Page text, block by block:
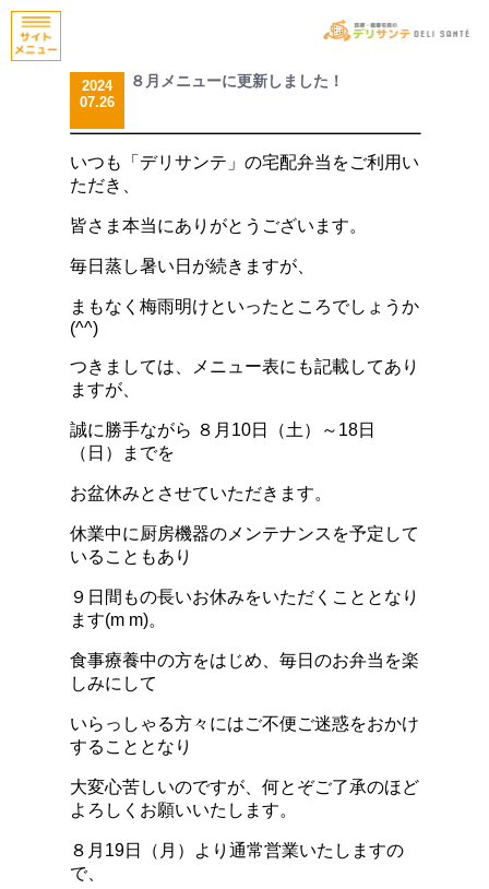
2024
07.26
８月メニューに更新しました！
いつも「デリサンテ」の宅配弁当をご利用い
ただき、
皆さま本当にありがとうございます。
毎日蒸し暑い日が続きますが、
まもなく梅雨明けといったところでしょうか
(^^)
つきましては、メニュー表にも記載してあり
ますが、
誠に勝手ながら ８月10日（土）～18日
（日）までを
お盆休みとさせていただきます。
休業中に厨房機器のメンテナンスを予定して
いることもあり
９日間もの長いお休みをいただくこととなり
ます(m m)。
食事療養中の方をはじめ、毎日のお弁当を楽
しみにして
いらっしゃる方々にはご不便ご迷惑をおかけ
することとなり
大変心苦しいのですが、何とぞご了承のほど
よろしくお願いいたします。
８月19日（月）より通常営業いたしますの
で、